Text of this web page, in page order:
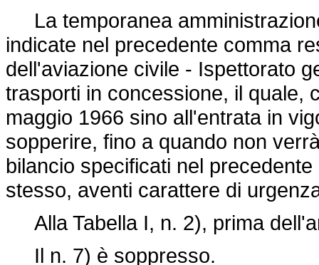
La temporanea
indicate nel precedente comma
dell'aviazione civile - Ispettorato
trasporti in concessione, il quale,
maggio 1966 sino all'entrata in
sopperire, fino a quando non
bilancio specificati nel
stesso, aventi carattere di
Alla Tabella I, n. 2), prima
Il n. 7) è soppresso.